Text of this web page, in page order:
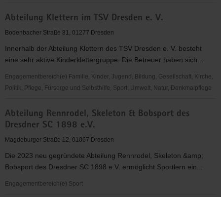
-
Alphabetisierung,
Chancen
in
Dresden
e.V.
Abteilung Klettern im TSV Dresden e. V.
Bodenbacher Straße 81, 01277 Dresden
Innerhalb der Abteilung Klettern des TSV Dresden e. V. besteht
eine sehr aktive Kinderklettergruppe. Die Betreuer haben sich...
Engagementbereich(e) Familie, Kinder, Jugend, Bildung, Gesellschaft, Kirche,
Politik, Pflege, Fürsorge und Selbsthilfe, Sport, Umwelt, Natur, Denkmalpflege
Klettern
im
TSV
e.
V.
Abteilung Rennrodel, Skeleton & Bobsport des
Dresdner SC 1898 e.V.
Magdeburger Straße 12, 01067 Dresden
Die 2023 neu gegründete Abteilung Rennrodel, Skeleton &amp;
Bobsport des Dresdner SC 1898 e.V. ermöglicht Sportlern ein...
Engagementbereich(e) Sport